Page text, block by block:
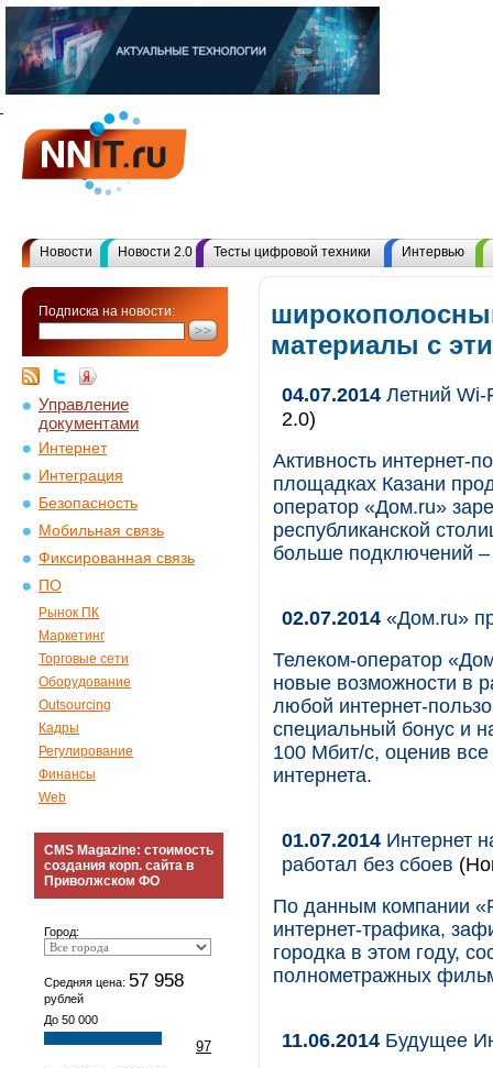
Новости Новости 2.0 Тесты цифровой техники Интервью
Подписка на новости:
Управление
документами
Интернет
Интеграция
Безопасность
Мобильная связь
Фиксированная связь
ПО
Рынок ПК
Маркетинг
Торговые сети
Оборудование
Outsourcing
Кадры
Регулирование
Финансы
Web
CMS Magazine: стоимость
создания корп. сайта в
Приволжском ФО
Город:
Средняя цена: 57 958
рублей
До 50 000
97
материалы с
04.07.2014 Летний Wi-
2.0)
Активность интернет-
площадках Казани
оператор «Дом.ru»
республиканской
больше подключений
02.07.2014 «Дом.ru»
Телеком-оператор
новые возможности в
любой интернет-
специальный бонус и
100 Мбит/c, оценив
интернета.
01.07.2014 Интернет
работал без сбоев
По данным компании
интернет-трафика,
городка в этом году,
полнометражных
11.06.2014 Будущее